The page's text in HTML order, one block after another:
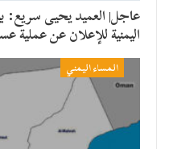
عاجل| العميد يحيى سريع:
اليمنية للإعلان عن عملية
المساء اليمني